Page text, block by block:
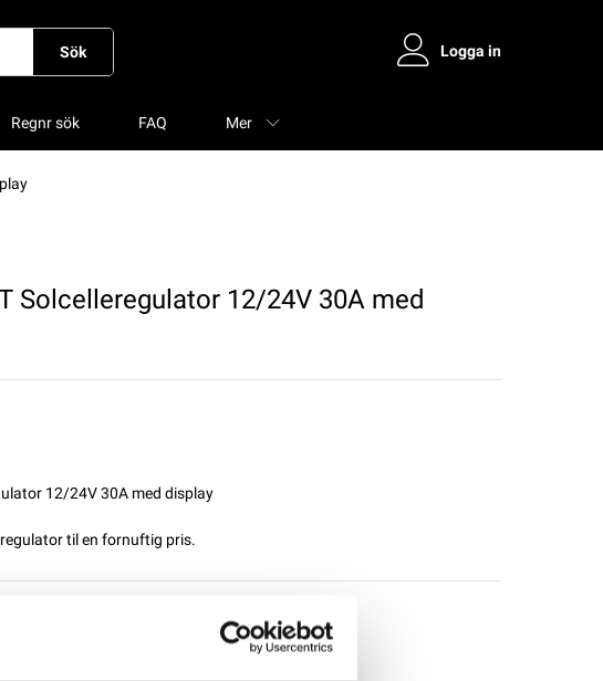
Sök Logga in
Regnr sök FAQ Mer
Solcelleregulator 12/24V 30A med
12/24V 30A med display
til en fornuftig pris.